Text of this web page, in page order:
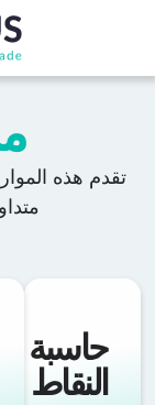
تقدم هذه
حاسبة
النقاط